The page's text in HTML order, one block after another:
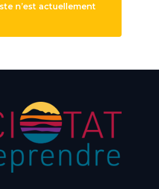
n’est actuellement